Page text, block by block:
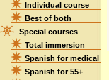
Individual course
Best of both
Special courses
Total immersion
Spanish for medical
Spanish for 55+